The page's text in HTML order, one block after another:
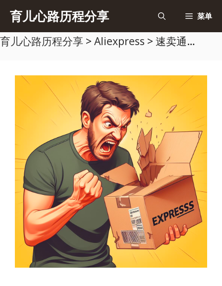
内
育儿心路历程分享 菜单
育儿心路历程分享 > Aliexpress > 速卖通物流损坏应该怎么处理？